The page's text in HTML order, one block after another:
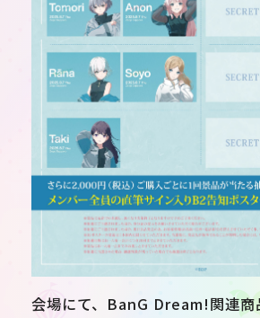
会場にて、BanG Dream!関連